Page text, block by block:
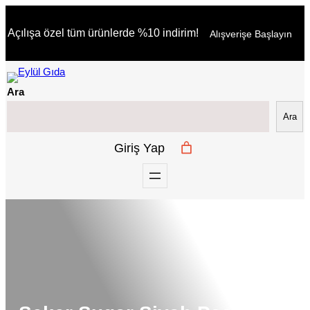
geç
Açılışa özel tüm ürünlerde %10 indirim! Alışverişe Başlayın
Ara
Ara
Giriş Yap